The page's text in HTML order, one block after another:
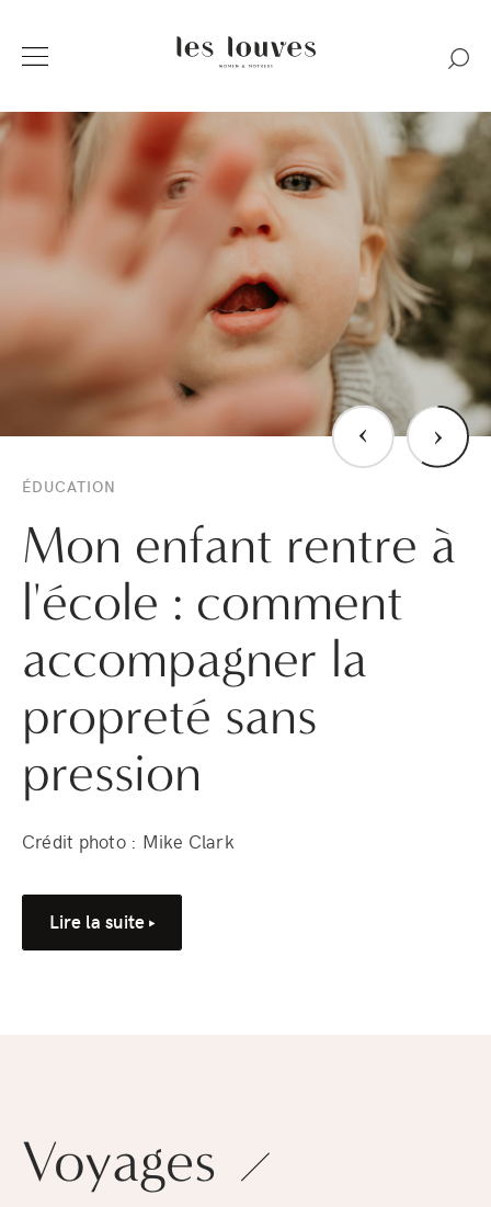
ÉDUCATION
Mon enfant rentre à
l'école : comment
accompagner la
propreté sans
pression
Crédit photo : Mike Clark
Lire la suite
› ›
Voyages